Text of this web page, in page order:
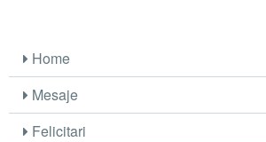
Home
Mesaje
Felicitari